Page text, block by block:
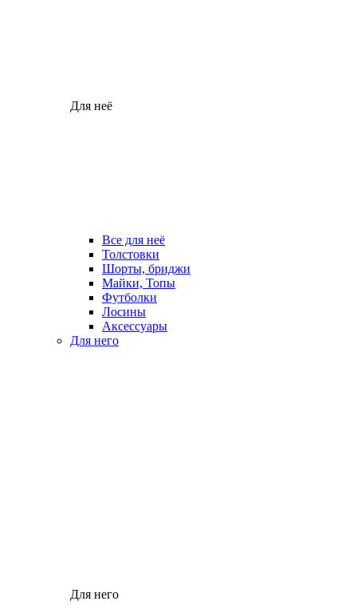
Для неё
Все для неё
Толстовки
Шорты, бриджи
Майки, Топы
Футболки
Лосины
Аксессуары
Для него
Для него